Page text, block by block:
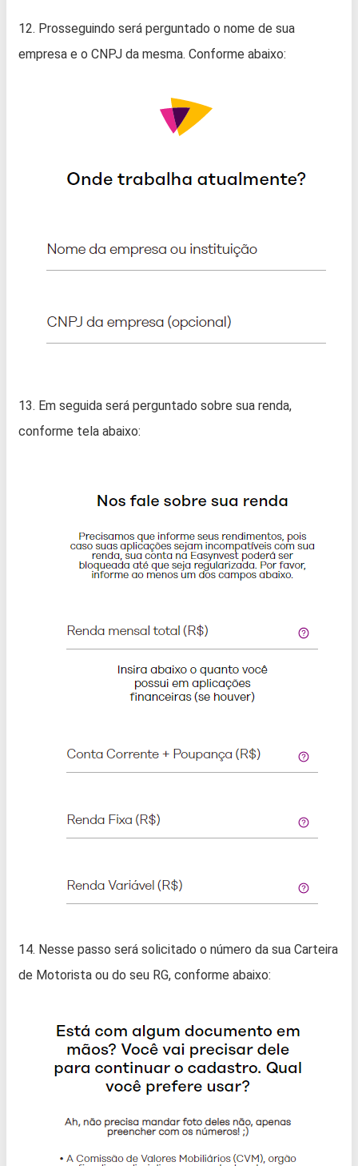
12. Prosseguindo será perguntado o nome de sua
empresa e o CNPJ da mesma. Conforme abaixo:
13. Em seguida será perguntado sobre sua renda,
conforme tela abaixo:
14. Nesse passo será solicitado o número da sua Carteira
de Motorista ou do seu RG, conforme abaixo: